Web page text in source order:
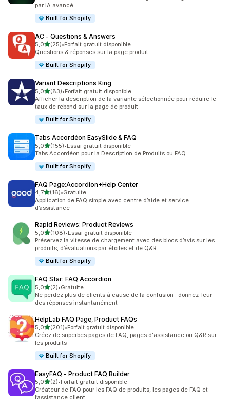
par IA avancé
Built for Shopify
AC ‑ Questions & Answers
5,0étoile(s) sur 5
(25)
25 avis au total
•Forfait gratuit disponible
Questions & réponses sur la page produit
Built for Shopify
Variant Descriptions King
5,0étoile(s) sur 5
(83)
83 avis au total
•Forfait gratuit disponible
Afficher la description de la variante sélectionnée pour réduire le
taux de rebond sur la page de produit
Built for Shopify
Tabs Accordéon EasySlide & FAQ
5,0étoile(s) sur 5
(155)
155 avis au total
•Essai gratuit disponible
Tabs Accordéon pour la Description de Produits ou FAQ
Built for Shopify
FAQ Page:Accordion+Help Center
4,7étoile(s) sur 5
(16)
16 avis au total
•Gratuite
Application de FAQ simple avec centre d’aide et service
d’assistance
Rapid Reviews: Product Reviews
5,0étoile(s) sur 5
(108)
108 avis au total
•Essai gratuit disponible
Préservez la vitesse de chargement avec des blocs d’avis sur les
produits, d’évaluations par étoiles et de Q&R.
Built for Shopify
FAQ Star: FAQ Accordion
5,0étoile(s) sur 5
(2)
2 avis au total
•Gratuite
Ne perdez plus de clients à cause de la confusion : donnez-leur
des réponses instantanément
HelpLab FAQ Page, Product FAQs
5,0étoile(s) sur 5
(201)
201 avis au total
•Forfait gratuit disponible
Créez de superbes pages de FAQ, pages d'assistance ou Q&R sur
les produits
Built for Shopify
EasyFAQ ‑ Product FAQ Builder
5,0étoile(s) sur 5
(2)
2 avis au total
•Forfait gratuit disponible
Créateur de FAQ pour les FAQ de produits, les pages de FAQ et
l’assistance client